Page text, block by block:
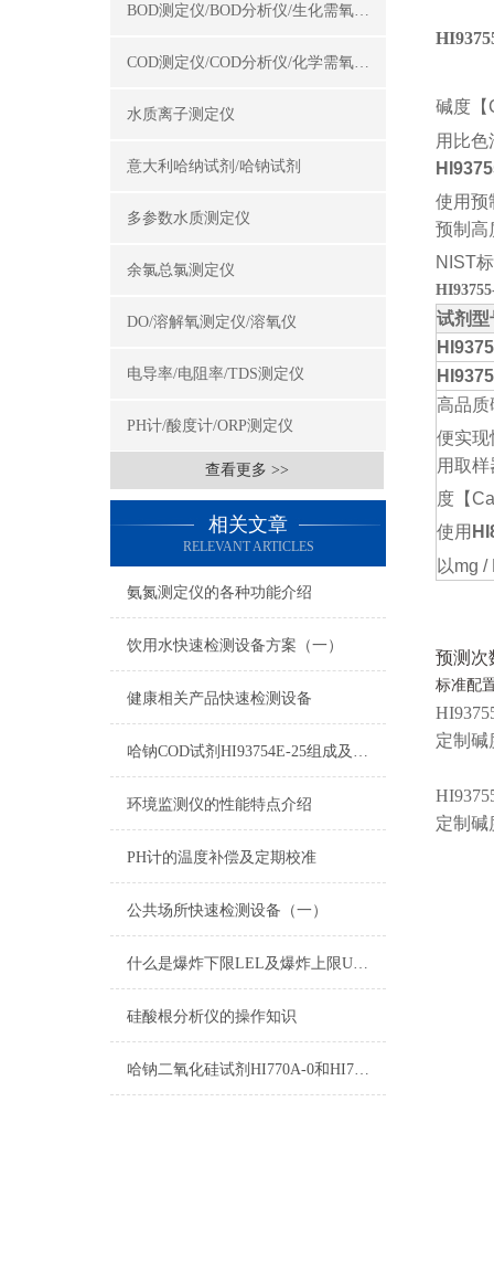
BOD测定仪/BOD分析仪/生化需氧量测定仪
COD测定仪/COD分析仪/化学需氧量测定仪
水质离子测定仪
意大利哈纳试剂/哈钠试剂
多参数水质测定仪
余氯总氯测定仪
DO/溶解氧测定仪/溶氧仪
电导率/电阻率/TDS测定仪
PH计/酸度计/ORP测定仪
查看更多 >>
相关文章
RELEVANT ARTICLES
氨氮测定仪的各种功能介绍
饮用水快速检测设备方案（一）
健康相关产品快速检测设备
哈钠COD试剂HI93754E-25组成及测量范围
环境监测仪的性能特点介绍
PH计的温度补偿及定期校准
公共场所快速检测设备（一）
什么是爆炸下限LEL及爆炸上限UEL
硅酸根分析仪的操作知识
哈钠二氧化硅试剂HI770A-0和HI770B-0测量原理
碱度 【
用比
使用预
预制高
NIST
试剂型
高品质
便实现
用取样
度 【
使用
以mg /
预测次
标准配
定制碱
定制碱